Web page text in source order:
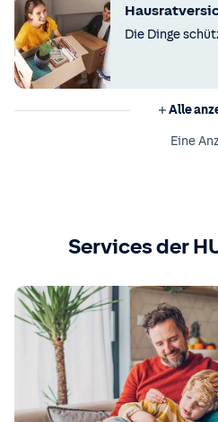
Die Dinge
Alle
Eine
Services der